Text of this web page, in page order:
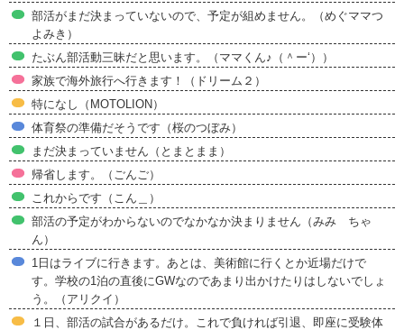
部活がまだ決まっていないので、予定が組めません。（めぐママつ
よみき）
たぶん部活動三昧だと思います。（ママくん♪（＾ー‘））
家族で海外旅行へ行きます！（ドリーム２）
特になし（MOTOLION）
体育祭の準備だそうです（桜のつぼみ）
まだ決まっていません（とまとまま）
帰省します。（ごんご）
これからです（こん＿）
部活の予定がわからないのでなかなか決まりません（みみ ちゃ
ん）
1日はライブに行きます。あとは、美術館に行くとか近場だけで
す。学校の1泊の直後にGWなのであまり出かけたりはしないでしょ
う。（アリクイ）
１日、部活の試合があるだけ。これで負ければ引退、即座に受験体